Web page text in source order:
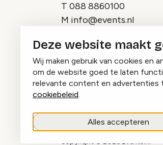
Deze website maakt
Wij maken gebruik van cookies en
om de website goed te laten
relevante content en advertenties
cookiebeleid.
Alles accepteren
T 088 8860100
M info@events.nl
copyright © 2026 Events.nl